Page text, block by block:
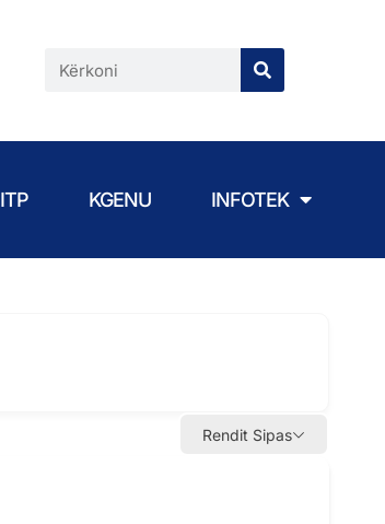
ITP KGENU INFOTEK
Rendit Sipas